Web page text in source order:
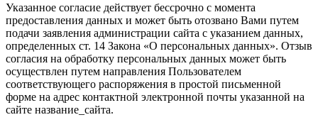
Указанное согласие действует бессрочно с момента
предоставления данных и может быть отозвано Вами путем
подачи заявления администрации сайта с указанием данных,
определенных ст. 14 Закона «О персональных данных». Отзыв
согласия на обработку персональных данных может быть
осуществлен путем направления Пользователем
соответствующего распоряжения в простой письменной
форме на адрес контактной электронной почты указанной на
сайте название_сайта.